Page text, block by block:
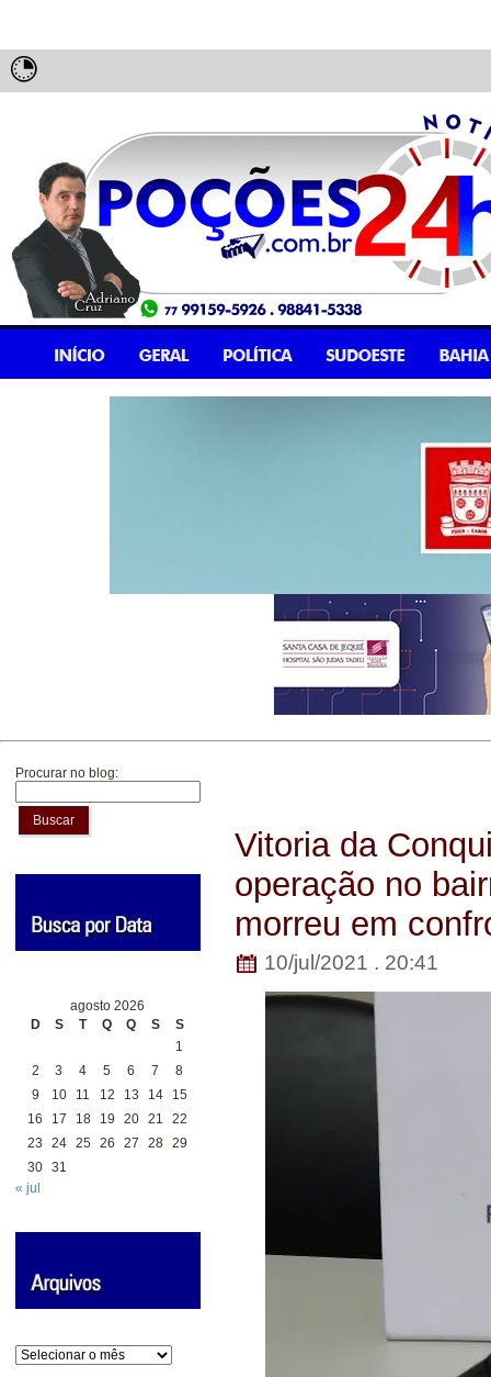
Procurar no blog:
Buscar
agosto 2026
D
S T Q Q S
S
1
2
3 4 5 6 7
8
9
10 11 12 13 14
15
16
17 18 19 20 21
22
23
24 25 26 27 28 29
30 31
« jul
Arquivos
Vitoria da
operação no
morreu em
10/jul/2021 . 20:41